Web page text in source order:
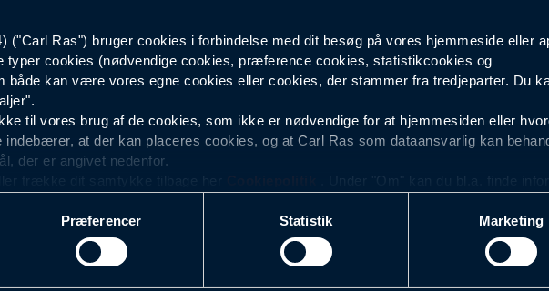
("Carl Ras") bruger cookies i forbindelse med dit besøg på vores hjemmeside eller
typer cookies (nødvendige cookies, præference cookies, statistikcookies og
både kan være vores egne cookies eller cookies, der stammer fra tredjeparter. Du
til vores brug af de cookies, som ikke er nødvendige for at hjemmesiden eller
indebærer, at der kan placeres cookies, og at Carl Ras som dataansvarlig kan
der er angivet nedenfor.
trække dit samtykke tilbage her
. Under "Om" kan du bl.a. finde
med det formål at optimere design, brugervenlighed og effektiviteten af vores
analyser af, hvilke oplysninger der er mest populære, og som derfor skal være
Præferencer Statistik Marketing
Dame